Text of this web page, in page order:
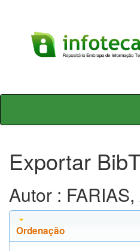
Skip
Exportar
Autor :
Ordenação